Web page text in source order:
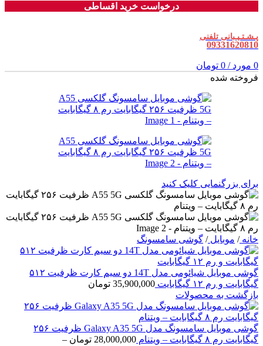
درخواست خرید اقساطی
پـشـتـیـبانی تلفنی
09331620810
0 مورد /
0 تومان
فروخته شده
برای بزرگنمایی کلیک کنید
خانه/ موبایل/ گوشی سامسونگ
گوشی موبایل شیائومی مدل 14T دو سیم کارت ظرفیت ۵۱۲
گیگابایت و رم ۱۲ گیگابایت
35,900,000 تومان
بازگشت به محصولات
گوشی موبایل سامسونگ مدل Galaxy A35 5G ظرفیت ۲۵۶
گیگابایت رم ۸ گیگابایت – ویتنام
28,000,000 تومان –